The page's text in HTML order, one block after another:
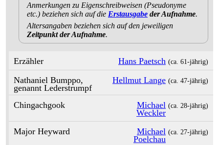
Anmerkungen zu Eigenschreibweisen (Pseudonyme
etc.) beziehen sich auf die Erstausgabe der Aufnahme.
Altersangaben beziehen sich auf den jeweiligen
Zeitpunkt der Aufnahme.
Erzähler Hans Paetsch (ca. 61‑jährig)
Nathaniel Bumppo,
genannt Lederstrumpf
Hellmut Lange (ca. 47‑jährig)
Chingachgook
Michael
Weckler
(ca. 28‑jährig)
Major Heyward
Michael
Poelchau
(ca. 27‑jährig)